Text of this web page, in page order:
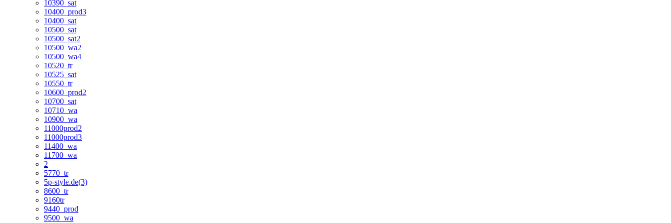
10390_sat
10400_prod3
10400_sat
10500_sat
10500_sat2
10500_wa2
10500_wa4
10520_tr
10525_sat
10550_tr
10600_prod2
10700_sat
10710_wa
10900_wa
11000prod2
11000prod3
11400_wa
11700_wa
2
5770_tr
5p-style.de(3)
8600_tr
9160tr
9440_prod
9500_wa